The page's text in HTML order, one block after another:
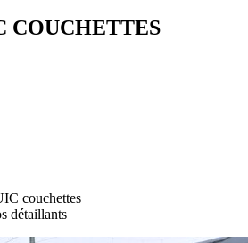
COUCHETTES
couchettes
détaillants